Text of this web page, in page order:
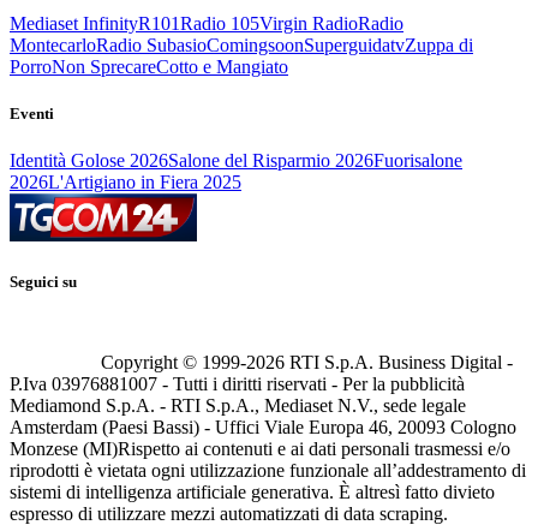
Mediaset InfinityR101Radio 105Virgin RadioRadio
MontecarloRadio SubasioComingsoonSuperguidatvZuppa di
PorroNon SprecareCotto e Mangiato
Eventi
Identità Golose 2026Salone del Risparmio 2026Fuorisalone
2026L'Artigiano in Fiera 2025
Seguici su
Copyright © 1999-2026 RTI S.p.A. Business Digital -
P.Iva 03976881007 - Tutti i diritti riservati - Per la pubblicità
Mediamond S.p.A. - RTI S.p.A., Mediaset N.V., sede legale
Amsterdam (Paesi Bassi) - Uffici Viale Europa 46, 20093 Cologno
Monzese (MI)Rispetto ai contenuti e ai dati personali trasmessi e/o
riprodotti è vietata ogni utilizzazione funzionale all’addestramento di
sistemi di intelligenza artificiale generativa. È altresì fatto divieto
espresso di utilizzare mezzi automatizzati di data scraping.